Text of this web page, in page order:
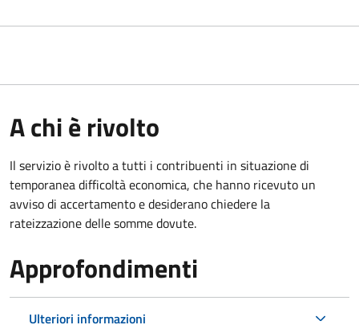
A chi è rivolto
Il servizio è rivolto a tutti i contribuenti in situazione di
temporanea difficoltà economica, che hanno ricevuto un
avviso di accertamento e desiderano chiedere la
rateizzazione delle somme dovute.
Approfondimenti
Ulteriori informazioni